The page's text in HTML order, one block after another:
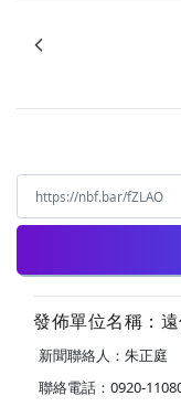
發佈單位名稱：
新聞聯絡人：朱正庭
聯絡電話：0920-